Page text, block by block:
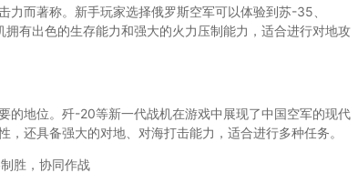
力而著称。新手玩家选择俄罗斯空军可以体验到苏-35、
有出色的生存能力和强大的火力压制能力，适合进行对地攻
的地位。歼-20等新一代战机在游戏中展现了中国空军的现代
还具备强大的对地、对海打击能力，适合进行多种任务。
胜，协同作战